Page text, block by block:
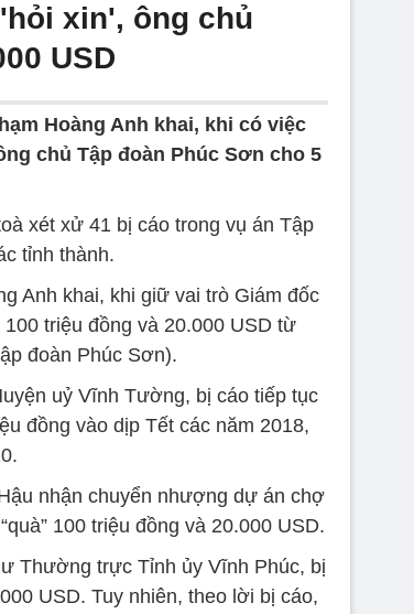
xin', ông chủ
USD
Hoàng Anh khai, khi có việc
chủ Tập đoàn Phúc Sơn cho 5
xét xử 41 bị cáo trong vụ án Tập
tỉnh thành.
Anh khai, khi giữ vai trò Giám đốc
triệu đồng và 20.000 USD từ
đoàn Phúc Sơn).
uỷ Vĩnh Tường, bị cáo tiếp tục
đồng vào dịp Tết các năm 2018,
nhận chuyển nhượng dự án chợ
100 triệu đồng và 20.000 USD.
Thường trực Tỉnh ủy Vĩnh Phúc, bị
USD. Tuy nhiên, theo lời bị cáo,